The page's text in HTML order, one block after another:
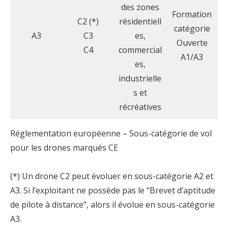
A3
C2 (*)
C3
C4
des zones
résidentiell
es,
commercial
es,
industrielle
s et
récréatives
Formation
catégorie
Ouverte
A1/A3
Réglementation européenne – Sous-catégorie de vol
pour les drones marqués CE
(*) Un drone C2 peut évoluer en sous-catégorie A2 et
A3. Si l’exploitant ne possède pas le “Brevet d’aptitude
de pilote à distance”, alors il évolue en sous-catégorie
A3.